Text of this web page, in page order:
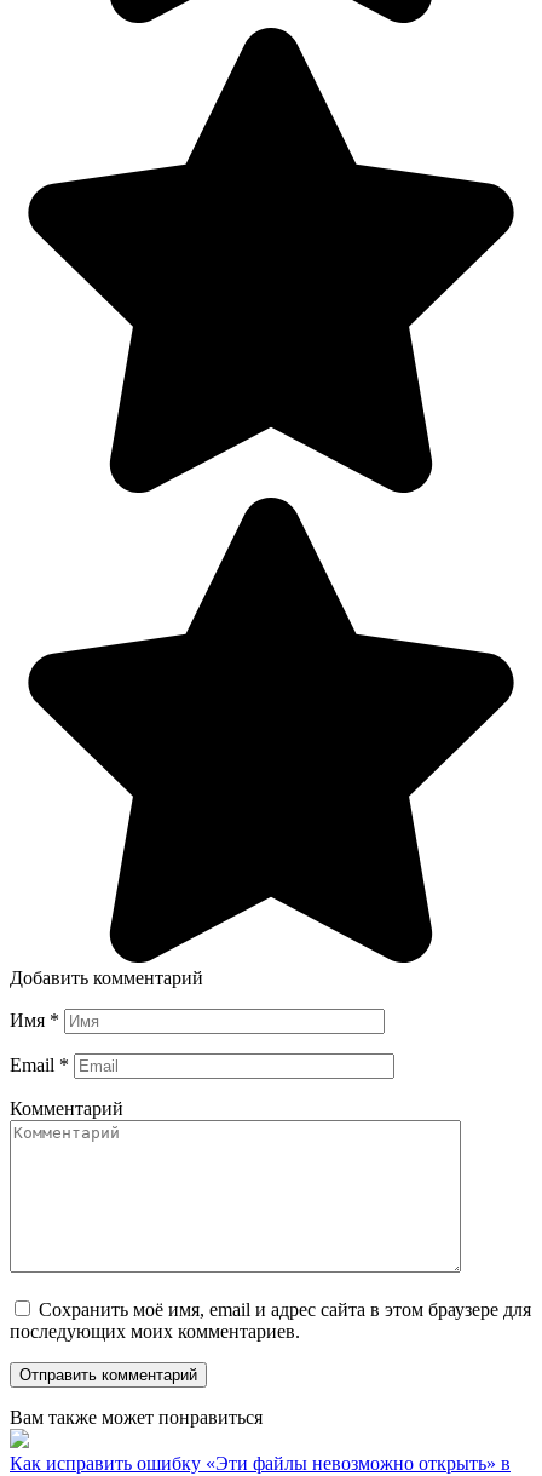
Добавить комментарий
Имя *
Email *
Комментарий
Сохранить моё имя, email и адрес сайта в этом браузере для
последующих моих комментариев.
Вам также может понравиться
Как исправить ошибку «Эти файлы невозможно открыть» в